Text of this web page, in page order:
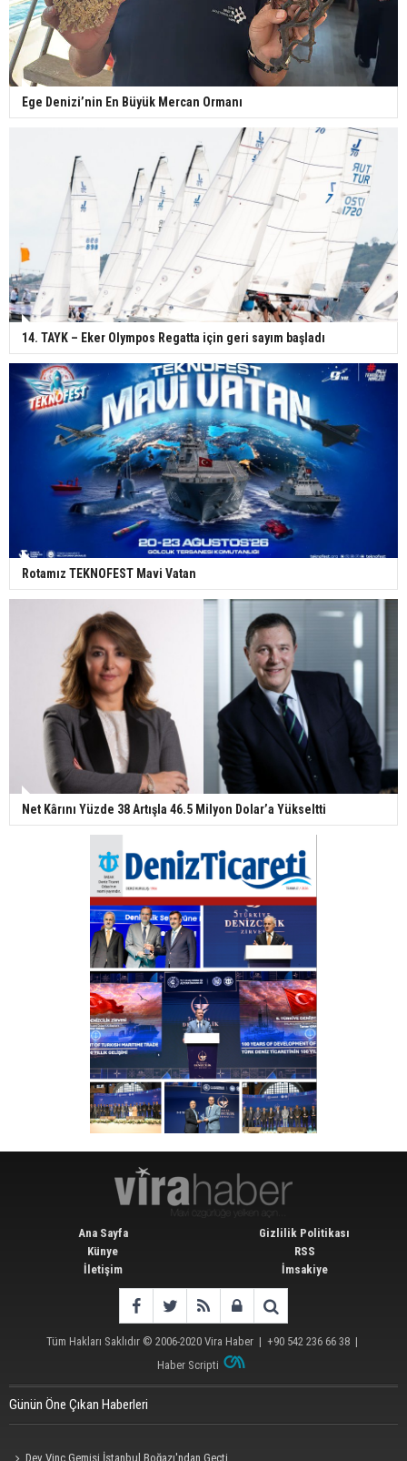
Ege Denizi’nin En Büyük Mercan Ormanı
14. TAYK – Eker Olympos Regatta için geri sayım başladı
Rotamız TEKNOFEST Mavi Vatan
Net Kârını Yüzde 38 Artışla 46.5 Milyon Dolar’a Yükseltti
Ana Sayfa
Künye
İletişim
Gizlilik Politikası
RSS
İmsakiye
Tüm Hakları Saklıdır © 2006-2020 Vira Haber | +90 542 236 66 38 |
Haber Scripti
Günün Öne Çıkan Haberleri
Dev Vinç Gemisi İstanbul Boğazı'ndan Geçti